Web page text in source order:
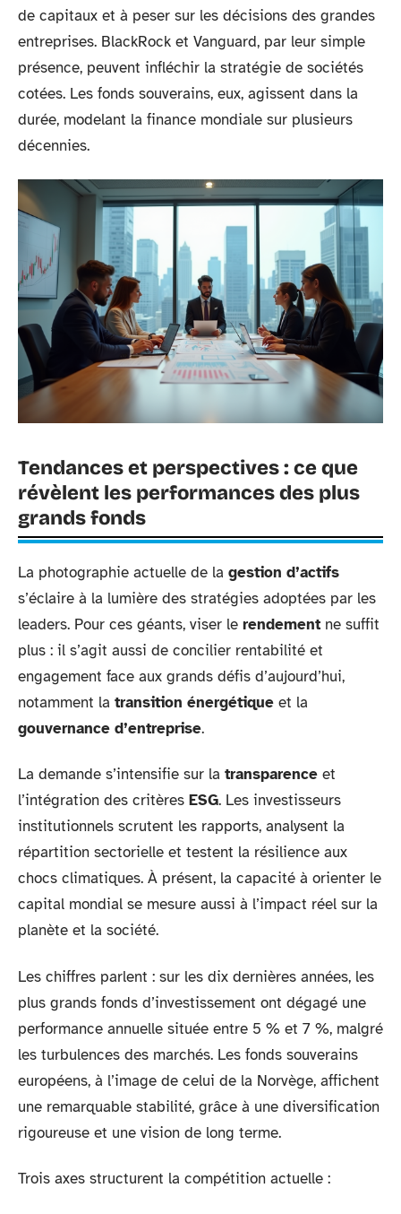
de capitaux et à peser sur les décisions des grandes
entreprises. BlackRock et Vanguard, par leur simple
présence, peuvent infléchir la stratégie de sociétés
cotées. Les fonds souverains, eux, agissent dans la
durée, modelant la finance mondiale sur plusieurs
décennies.
Tendances et perspectives : ce que
révèlent les performances des plus
grands fonds
La photographie actuelle de la gestion d’actifs
s’éclaire à la lumière des stratégies adoptées par les
leaders. Pour ces géants, viser le rendement ne suffit
plus : il s’agit aussi de concilier rentabilité et
engagement face aux grands défis d’aujourd’hui,
notamment la transition énergétique et la
gouvernance d’entreprise.
La demande s’intensifie sur la transparence et
l’intégration des critères ESG. Les investisseurs
institutionnels scrutent les rapports, analysent la
répartition sectorielle et testent la résilience aux
chocs climatiques. À présent, la capacité à orienter le
capital mondial se mesure aussi à l’impact réel sur la
planète et la société.
Les chiffres parlent : sur les dix dernières années, les
plus grands fonds d’investissement ont dégagé une
performance annuelle située entre 5 % et 7 %, malgré
les turbulences des marchés. Les fonds souverains
européens, à l’image de celui de la Norvège, affichent
une remarquable stabilité, grâce à une diversification
rigoureuse et une vision de long terme.
Trois axes structurent la compétition actuelle :